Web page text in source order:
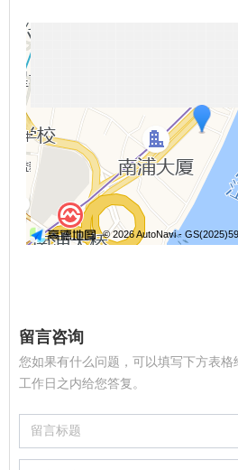
留言咨询
您如果有什么问题，可以填写下方表格
工作日之内给您答复。